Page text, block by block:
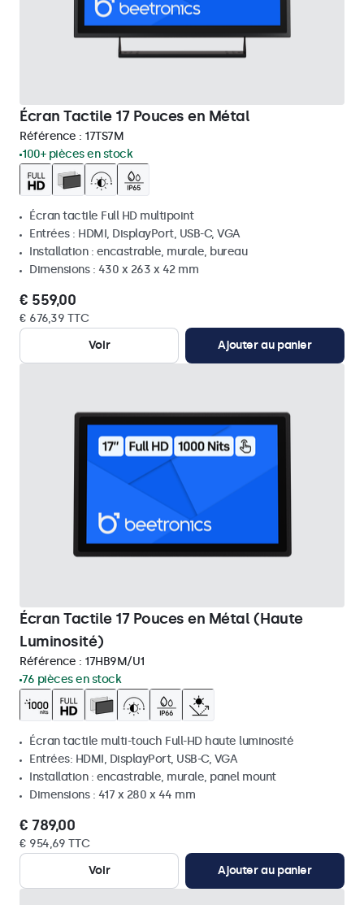
Écran Tactile 17 Pouces en Métal
Référence : 17TS7M
100+ pièces en stock
Écran tactile Full HD multipoint
Entrées : HDMI, DisplayPort, USB-C, VGA
Installation : encastrable, murale, bureau
Dimensions : 430 x 263 x 42 mm
€ 559,00
€ 676,39 TTC
Voir
Ajouter au panier
Écran Tactile 17 Pouces en Métal (Haute
Luminosité)
Référence : 17HB9M/U1
76 pièces en stock
Écran tactile multi-touch Full-HD haute luminosité
Entrées: HDMI, DisplayPort, USB-C, VGA
Installation : encastrable, murale, panel mount
Dimensions : 417 x 280 x 44 mm
€ 789,00
€ 954,69 TTC
Voir
Ajouter au panier